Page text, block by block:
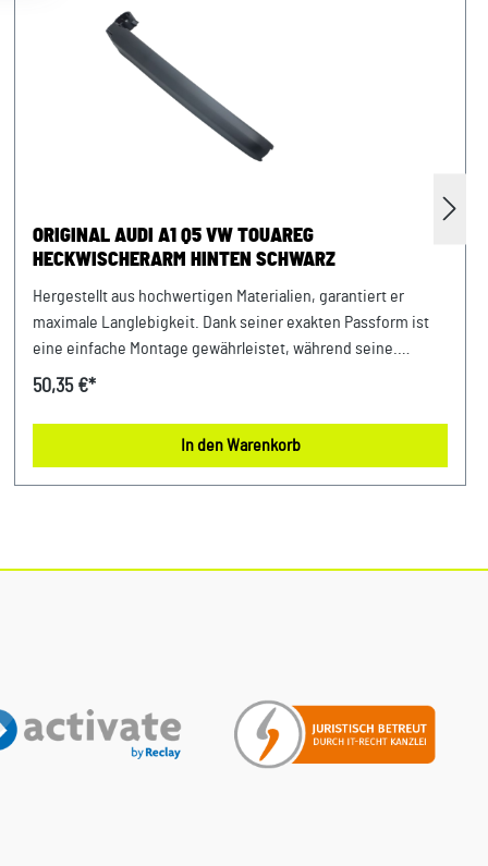
ORIGINAL AUDI A1 Q5 VW TOUAREG
HECKWISCHERARM HINTEN SCHWARZ
Hergestellt aus hochwertigen Materialien, garantiert er
maximale Langlebigkeit. Dank seiner exakten Passform ist
eine einfache Montage gewährleistet, während seine.
Verlassen Sie sich auf gewohnte Originalteile Qualität und
Ersatzteilehochwertige Originalteile Qualität Verwendung:
passend bei Audi A1 Bj. 2011 bis 2018 Audi Q5 Bj.
50,35 €*
In den Warenkorb